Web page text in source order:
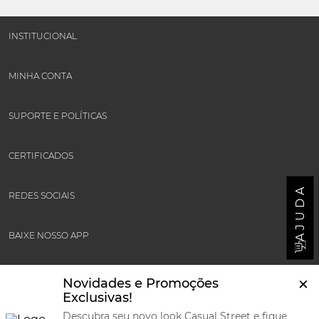
AJUDA
×
Novidades e Promoções
Exclusivas!
Descubra seu novo look Casual Street e fique
INSTITUCIONAL
MINHA CONTA
SUPORTE E POLÍTICAS
CERTIFICADOS
REDES SOCIAIS
BAIXE NOSSO APP
FORMAS DE PAGAMENTOS
Maintained by Quick Digital | Powered by VTEX